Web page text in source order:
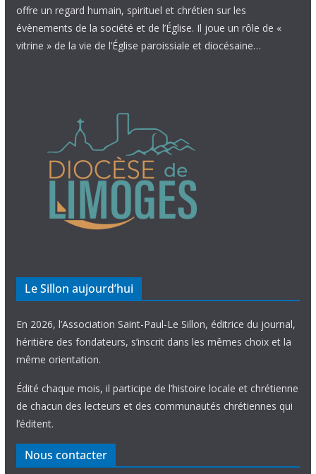
offre un regard humain, spirituel et chrétien sur les
évènements de la société et de l’Église. Il joue un rôle de «
vitrine » de la vie de l’Église paroissiale et diocésaine…
Le Sillon aujourd’hui
En 2026, l’Association Saint-Paul-Le Sillon, éditrice du journal,
héritière des fondateurs, s’inscrit dans les mêmes choix et la
même orientation.
Édité chaque mois, il participe de l’histoire locale et chrétienne
de chacun des lecteurs et des communautés chrétiennes qui
l’éditent.
Nous contacter